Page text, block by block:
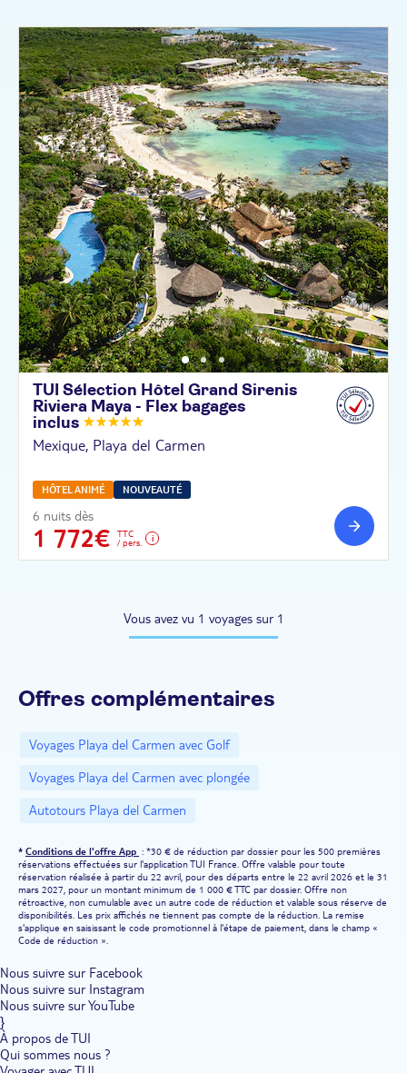
TUI Sélection Hôtel Grand Sirenis
Riviera Maya - Flex bagages
inclus
Mexique, Playa del Carmen
HÔTEL ANIMÉ NOUVEAUTÉ
6 nuits dès
1 772€
TTC
/ pers.
Vous avez vu 1 voyages sur 1
Offres complémentaires
Voyages Playa del Carmen avec Golf
Voyages Playa del Carmen avec plongée
Autotours Playa del Carmen
* Conditions de l'offre App : *30 € de réduction par dossier pour les 500 premières
réservations effectuées sur l'application TUI France. Offre valable pour toute
réservation réalisée à partir du 22 avril, pour des départs entre le 22 avril 2026 et le 31
mars 2027, pour un montant minimum de 1 000 € TTC par dossier. Offre non
rétroactive, non cumulable avec un autre code de réduction et valable sous réserve de
disponibilités. Les prix affichés ne tiennent pas compte de la réduction. La remise
s'applique en saisissant le code promotionnel à l'étape de paiement, dans le champ «
Code de réduction ».
Nous suivre sur Facebook
Nous suivre sur Instagram
Nous suivre sur YouTube
}
À propos de TUI
Qui sommes nous ?